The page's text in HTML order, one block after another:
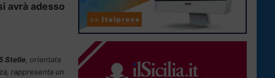
avrà adesso
Stelle, orientata
rappresenta un